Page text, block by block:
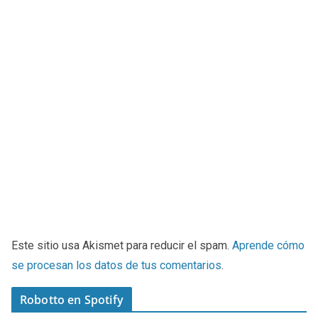
Este sitio usa Akismet para reducir el spam. Aprende cómo
se procesan los datos de tus comentarios.
Robotto en Spotify